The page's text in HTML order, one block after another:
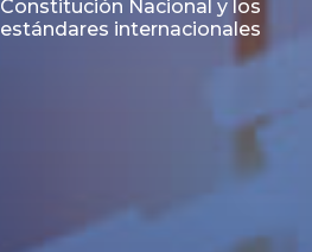
Puerto S.A. por un Valor Nominal
de U$S 98.897.303